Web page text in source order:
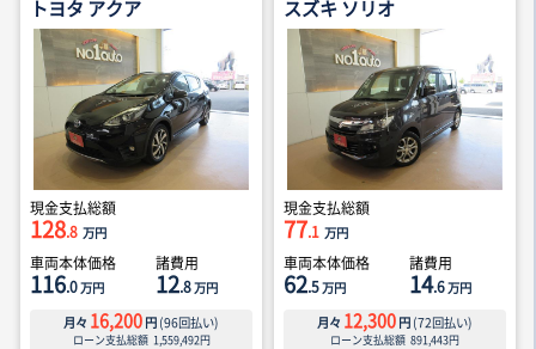
トヨタ アクア
現金支払総額
128.8 万円
車両本体価格
116.0万円
諸費用
12.8万円
月々 16,200 円 (96回払い)
ローン支払総額 1,559,492円
スズキ ソリオ
現金支払総額
77.1 万円
車両本体価格
62.5万円
諸費用
14.6万円
月々 12,300 円 (72回払い)
ローン支払総額 891,443円